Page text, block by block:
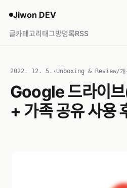
Jiwon DEV
글카테고리태그방명록RSS
2022. 12. 5. · Unboxing & Review/개
Google 드라이
+ 가족 공유 사용